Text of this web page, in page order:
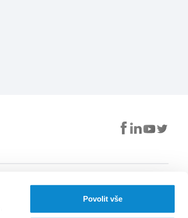
Povolit vše
Užitečné
Aplikace EUC
chodit za lékařem, když